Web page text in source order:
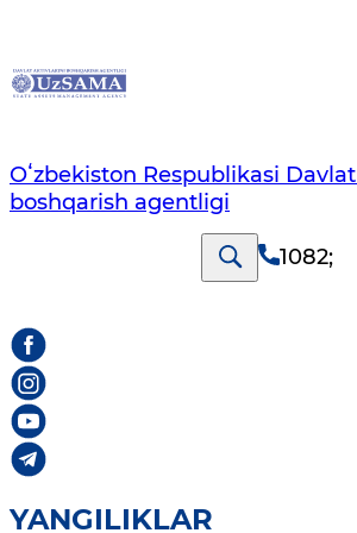
Oʻzbekiston Respublikasi
boshqarish agentligi
1082;
YANGILIKLAR